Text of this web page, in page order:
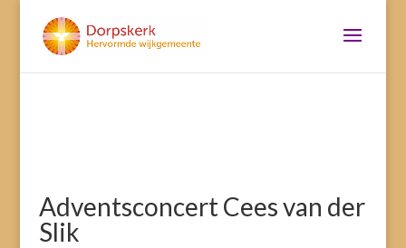
Adventsconcert Cees van der
Slik